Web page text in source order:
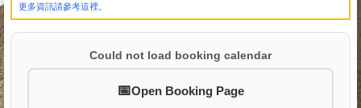
更多資訊請參考這裡。
Could not load booking calendar
Open Booking Page